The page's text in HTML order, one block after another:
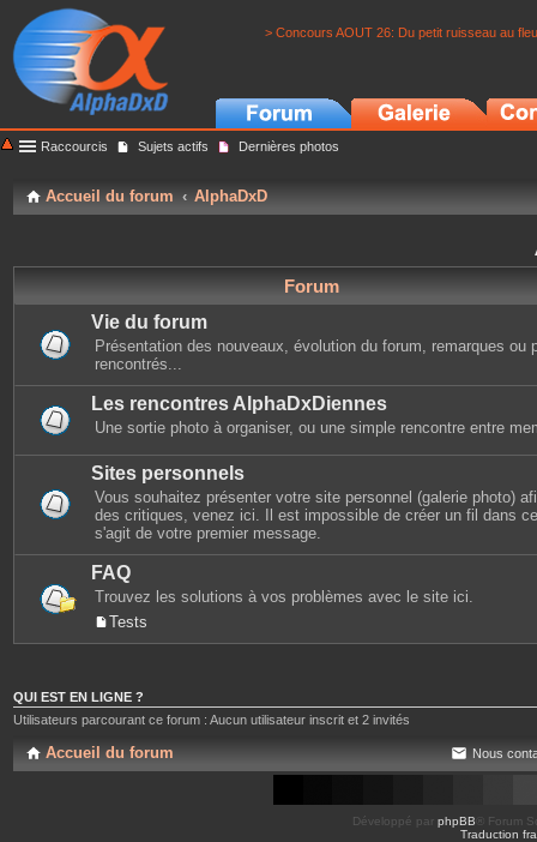
> Concours AOUT 26: Du petit ruisseau au
Raccourcis Sujets actifs Dernières photos
Accueil du forum AlphaDxD
Forum
Vie du forum
Présentation des nouveaux, évolution du forum, remarques ou
rencontrés...
Les rencontres AlphaDxDiennes
Une sortie photo à organiser, ou une simple rencontre entre
Sites personnels
Vous souhaitez présenter votre site personnel (galerie photo)
des critiques, venez ici. Il est impossible de créer un fil dans
s'agit de votre premier message.
FAQ
Trouvez les solutions à vos problèmes avec le site ici.
Tests
QUI EST EN LIGNE ?
Utilisateurs parcourant ce forum : Aucun utilisateur inscrit et 2 invités
Accueil du forum Nous
Développé par phpBB ® Forum
Traduction